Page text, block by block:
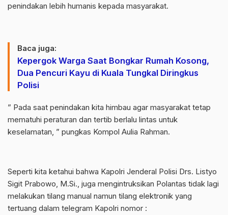
penindakan lebih humanis kepada masyarakat.
Baca juga:
Kepergok Warga Saat Bongkar Rumah Kosong,
Dua Pencuri Kayu di Kuala Tungkal Diringkus
Polisi
” Pada saat penindakan kita himbau agar masyarakat tetap
mematuhi peraturan dan tertib berlalu lintas untuk
keselamatan, ” pungkas Kompol Aulia Rahman.
Seperti kita ketahui bahwa Kapolri Jenderal Polisi Drs. Listyo
Sigit Prabowo, M.Si., juga mengintruksikan Polantas tidak lagi
melakukan tilang manual namun tilang elektronik yang
tertuang dalam telegram Kapolri nomor :